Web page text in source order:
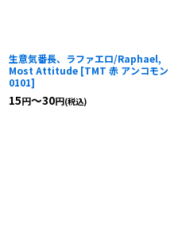
生意気番長、ラファエロ/Raphael,
Most Attitude [TMT 赤 アンコモン
0101]
15円～30円(税込)